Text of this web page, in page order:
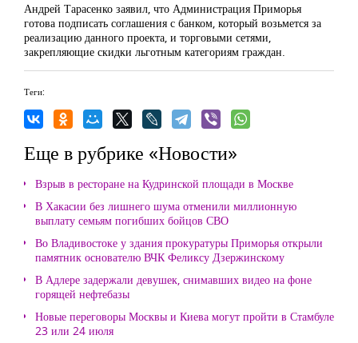
Андрей Тарасенко заявил, что Администрация Приморья
готова подписать соглашения с банком, который возьмется за
реализацию данного проекта, и торговыми сетями,
закрепляющие скидки льготным категориям граждан.
Теги:
Еще в рубрике «Новости»
Взрыв в ресторане на Кудринской площади в Москве
В Хакасии без лишнего шума отменили миллионную
выплату семьям погибших бойцов СВО
Во Владивостоке у здания прокуратуры Приморья открыли
памятник основателю ВЧК Феликсу Дзержинскому
В Адлере задержали девушек, снимавших видео на фоне
горящей нефтебазы
Новые переговоры Москвы и Киева могут пройти в Стамбуле
23 или 24 июля